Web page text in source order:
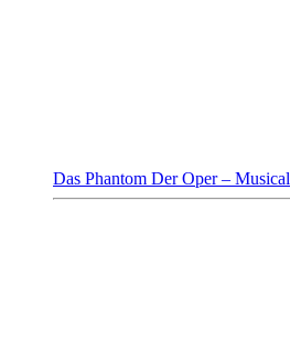
Das Phantom Der Oper – Musical